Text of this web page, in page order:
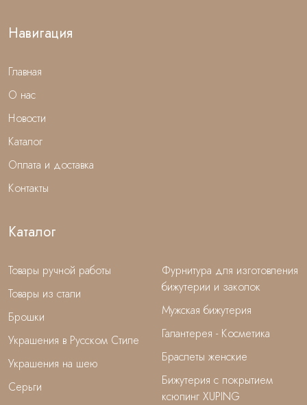
Навигация
Главная
О нас
Новости
Каталог
Оплата и доставка
Контакты
Каталог
Товары ручной работы
Товары из стали
Брошки
Украшения в Русском Стиле
Украшения на шею
Серьги
Фурнитура для изготовления
бижутерии и заколок
Мужская бижутерия
Галантерея - Косметика
Браслеты женские
Бижутерия с покрытием
ксюпинг XUPING